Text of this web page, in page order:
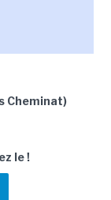
Cheminat)
le !